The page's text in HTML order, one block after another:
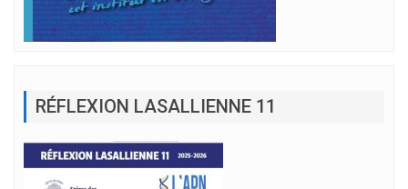
RÉFLEXION LASALLIENNE 11